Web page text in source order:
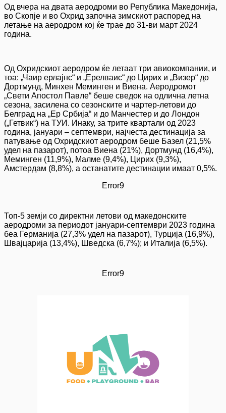
Од вчера на двата аеродроми во Република Македонија,
во Скопје и во Охрид започна зимскиот распоред на
летање на аеродром кој ќе трае до 31-ви март 2024
година.
Од Охридскиот аеродром ќе летаат три авиокомпании, и
тоа: „Чаир ерлајнс“ и „Ерелваис“ до Цирих и „Визер“ до
Дортмунд, Минхен Меминген и Виена. Аеродромот
„Свети Апостол Павле“ беше сведок на одлична летна
сезона, засилена со сезонските и чартер-летови до
Белград на „Ер Србија“ и до Манчестер и до Лондон
(„Гетвик“) на ТУИ. Инаку, за трите квартали од 2023
година, јануари – септември, најчеста дестинација за
патување од Охридскиот аеродром беше Базел (21,5%
удел на пазарот), потоа Виена (21%), Дортмунд (16,4%),
Меминген (11,9%), Малме (9,4%), Цирих (9,3%),
Амстердам (8,8%), а останатите дестинации имаат 0,5%.
Error9
Топ-5 земји со директни летови од македонските
аеродроми за периодот јануари-септември 2023 година
беа Германија (27,3% удел на пазарот), Турција (16,9%),
Швајцарија (13,4%), Шведска (6,7%); и Италија (6,5%).
Error9